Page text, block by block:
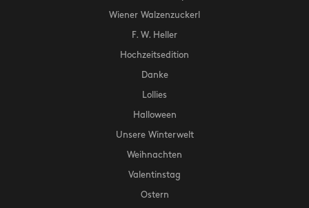
Wiener Walzenzuckerl
F. W. Heller
Hochzeitsedition
Danke
Lollies
Halloween
Unsere Winterwelt
Weihnachten
Valentinstag
Ostern